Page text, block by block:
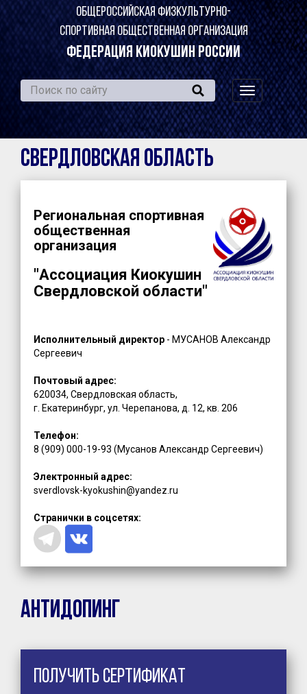
ОБЩЕРОССИЙСКАЯ ФИЗКУЛЬТУРНО-
СПОРТИВНАЯ ОБЩЕСТВЕННАЯ ОРГАНИЗАЦИЯ
ФЕДЕРАЦИЯ КИОКУШИН РОССИИ
навигация
по
сайту
Свердловская область
Региональная спортивная
общественная
организация
"Ассоциация Киокушин
Свердловской области"
Исполнительный директор - МУСАНОВ Александр
Сергеевич
Почтовый адрес:
620034, Свердловская область,
г. Екатеринбург, ул. Черепанова, д. 12, кв. 206
Телефон:
8 (909) 000-19-93 (Мусанов Александр Сергеевич)
Электронный адрес:
sverdlovsk-kyokushin@yandez.ru
Странички в соцсетях:
Антидопинг
Получить сертификат